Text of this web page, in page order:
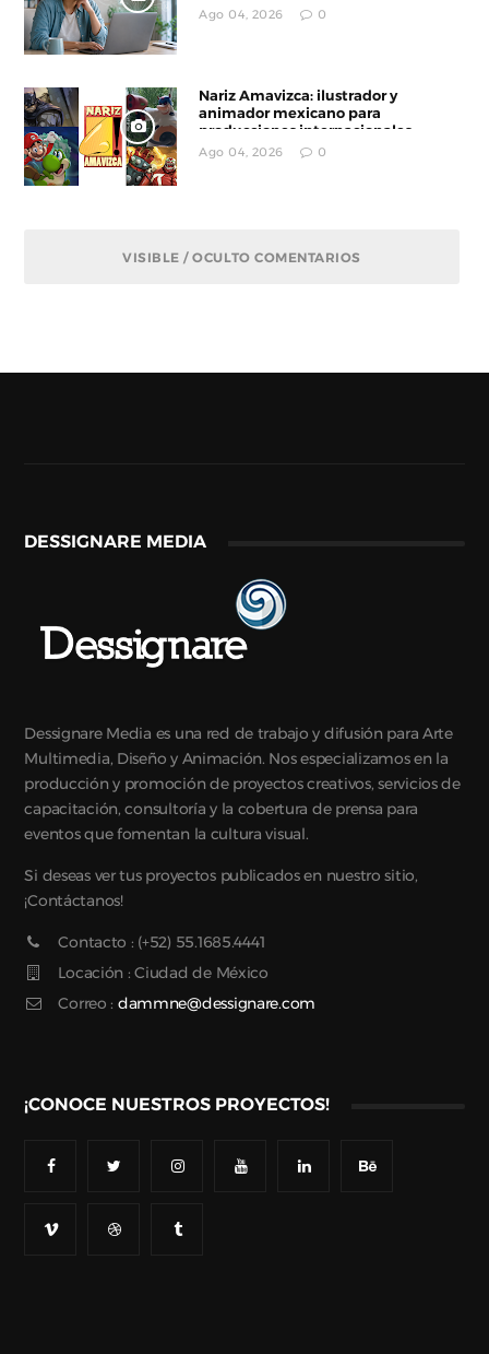
Ago 04, 2026 0
Nariz Amavizca: ilustrador y
animador mexicano para
producciones internacionales
Ago 04, 2026 0
VISIBLE / OCULTO COMENTARIOS
DESSIGNARE MEDIA
Dessignare Media es una red de trabajo y difusión para Arte
Multimedia, Diseño y Animación. Nos especializamos en la
producción y promoción de proyectos creativos, servicios de
capacitación, consultoría y la cobertura de prensa para
eventos que fomentan la cultura visual.
Si deseas ver tus proyectos publicados en nuestro sitio,
¡Contáctanos!
Contacto : (+52) 55.1685.4441
Locación : Ciudad de México
Correo : dammne@dessignare.com
¡CONOCE NUESTROS PROYECTOS!